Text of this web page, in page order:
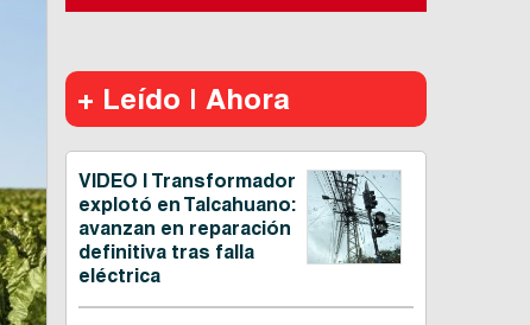
+ Leído | Ahora
VIDEO | Transformador
explotó en Talcahuano:
avanzan en reparación
definitiva tras falla
eléctrica